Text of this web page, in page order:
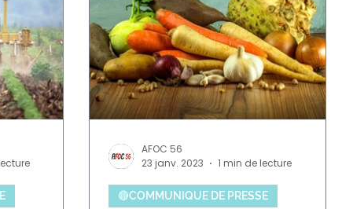
🔴COMMUNIQUE DE PRESSE
AFOC 56
23 janv. 2023
1 min de lecture